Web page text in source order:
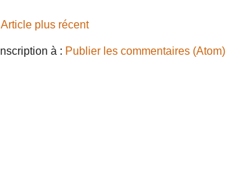
Article plus récent
Inscription à : Publier les commentaires (Atom)